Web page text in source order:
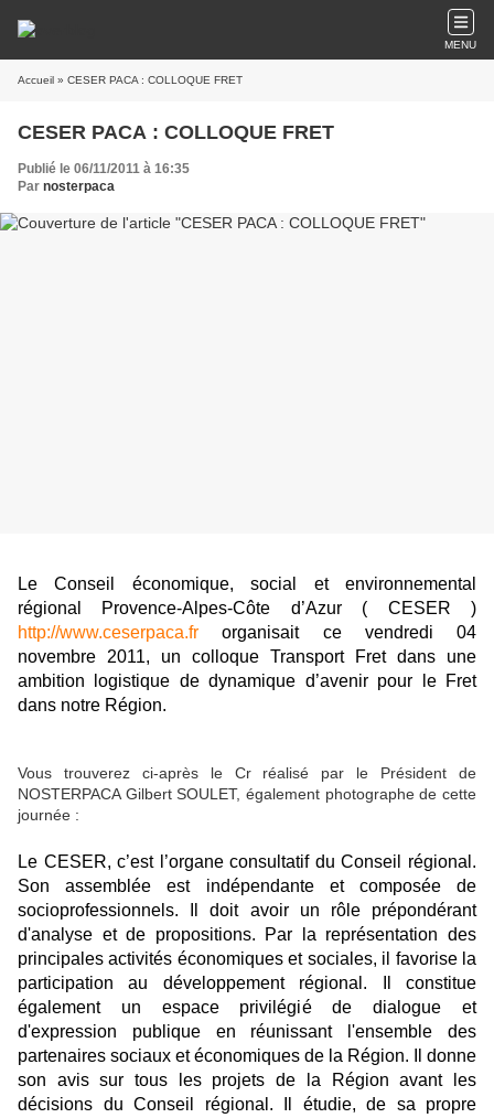
MENU
Accueil » CESER PACA : COLLOQUE FRET
CESER PACA : COLLOQUE FRET
Publié le 06/11/2011 à 16:35
Par nosterpaca
Le Conseil économique, social et environnemental
régional Provence-Alpes-Côte d’Azur ( CESER )
http://www.ceserpaca.fr organisait ce vendredi 04
novembre 2011, un colloque Transport Fret dans une
ambition logistique de dynamique d’avenir pour le Fret
dans notre Région.
Vous trouverez ci-après le Cr réalisé par le Président de
NOSTERPACA Gilbert SOULET, également photographe de cette
journée :
Le CESER, c’est l’organe consultatif du Conseil régional.
Son assemblée est indépendante et composée de
socioprofessionnels. Il doit avoir un rôle prépondérant
d'analyse et de propositions. Par la représentation des
principales activités économiques et sociales, il favorise la
participation au développement régional. Il constitue
également un espace privilégié de dialogue et
d'expression publique en réunissant l'ensemble des
partenaires sociaux et économiques de la Région. Il donne
son avis sur tous les projets de la Région avant les
décisions du Conseil régional. Il étudie, de sa propre